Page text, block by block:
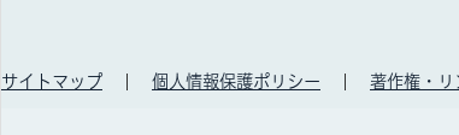
サイトマップ 個人情報保護ポリシー 著作権・リ